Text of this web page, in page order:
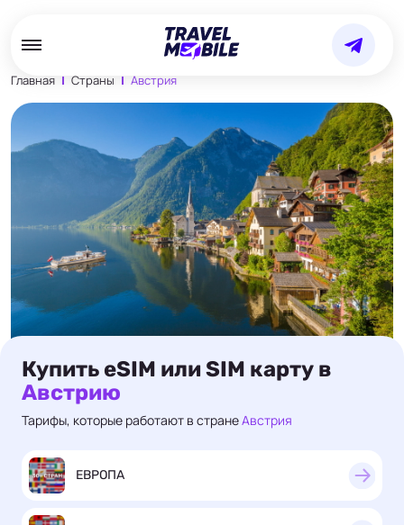
Главная Страны Австрия
Купить eSIM или SIM карту в
Австрию
Тарифы, которые работают в странеАвстрия
ЕВРОПА